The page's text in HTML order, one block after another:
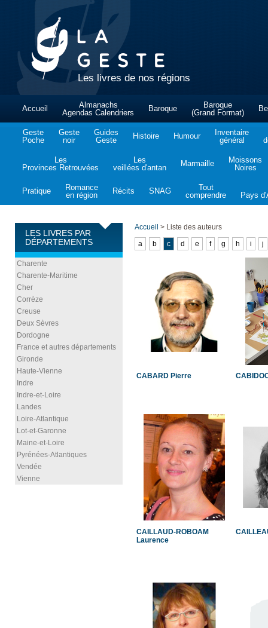
Les livres de nos régions
Accueil
Almanachs
Agendas Calendriers
Baroque
Baroque
(Grand Format)
Geste
Poche
Geste
noir
Guides
Geste
Histoire Humour
Inventaire
général
Les
Provinces Retrouvées
Les
veillées d'antan
Marmaille
Moissons
Noires
Pratique
Romance
en région
Récits SNAG
Tout
comprendre
Pays
LES LIVRES PAR
DÉPARTEMENTS
Charente
Charente-Maritime
Cher
Corrèze
Creuse
Deux Sèvres
Dordogne
France et autres départements
Gironde
Haute-Vienne
Indre
Indre-et-Loire
Landes
Loire-Atlantique
Lot-et-Garonne
Maine-et-Loire
Pyrénées-Atlantiques
Vendée
Vienne
Accueil > Liste des auteurs
a
b c d e f g h i j
CABARD Pierre
CAILLAUD-ROBOAM
Laurence